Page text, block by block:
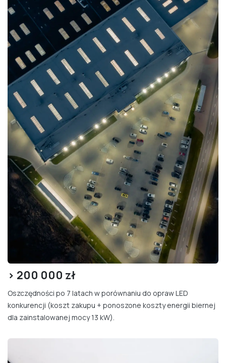
> 200 000 zł
Oszczędności po 7 latach w porównaniu do opraw LED
konkurencji (koszt zakupu + ponoszone koszty energii biernej
dla zainstalowanej mocy 13 kW).